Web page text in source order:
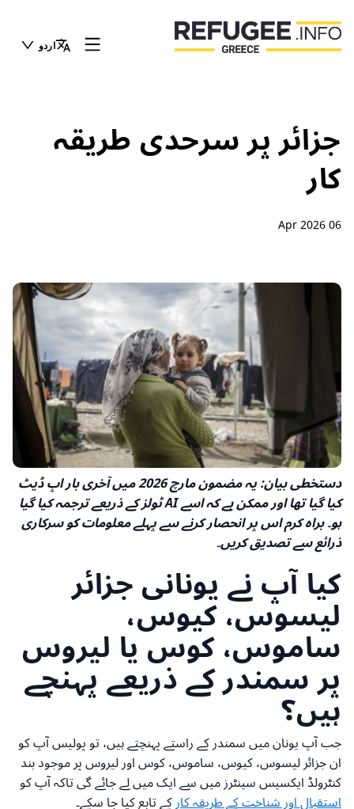
اردو
جزائر پر سرحدی طریقہ
کار
06 Apr 2026
دستخطی بیان: یہ مضمون مارچ 2026 میں آخری بار اپ ڈیٹ
کیا گیا تھا اور ممکن ہے کہ اسے AI ٹولز کے ذریعے ترجمہ کیا گیا
ہو۔ براہ کرم اس پر انحصار کرنے سے پہلے معلومات کو سرکاری
ذرائع سے تصدیق کریں۔
کیا آپ نے یونانی جزائر
لیسوس، کیوس،
ساموس، کوس یا لیروس
پر سمندر کے ذریعے پہنچے
ہیں؟
جب آپ یونان میں سمندر کے راستے پہنچتے ہیں، تو پولیس آپ کو
ان جزائر لیسوس، کیوس، ساموس، کوس اور لیروس پر موجود بند
کنٹرولڈ ایکسیس سینٹرز میں سے ایک میں لے جائے گی تاکہ آپ کو
استقبال اور شناخت کے طریقہ کارکے تابع کیا جا سکے۔